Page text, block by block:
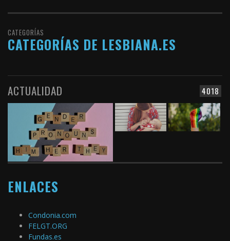
CATEGORÍAS
CATEGORÍAS DE LESBIANA.ES
4018
ACTUALIDAD
ENLACES
Condonia.com
FELGT.ORG
Fundas.es